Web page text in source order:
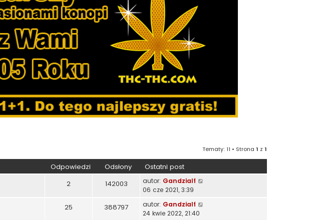
Tematy: 11 • Strona 1 z 1
Odpowiedzi Odsłony Ostatni post
2 142003 autor: Gandzialf
06 cze 2021, 3:39
25 388797 autor: Gandzialf
24 kwie 2022, 21:40